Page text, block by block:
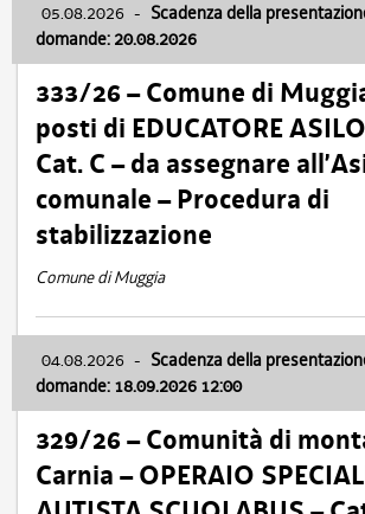
05.08.2026 - Scadenza della
domande: 20.08.2026
333/26 – Comune di
posti di EDUCATORE
Cat. C – da assegnare
comunale – Procedura di
stabilizzazione
Comune di Muggia
04.08.2026 - Scadenza della
domande: 18.09.2026 12:00
329/26 – Comunità di
Carnia – OPERAIO